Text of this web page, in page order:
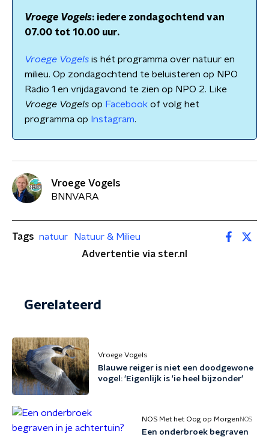
Vroege Vogels: iedere zondagochtend van
07.00 tot 10.00 uur.
Vroege Vogels is hét programma over natuur en
milieu. Op zondagochtend te beluisteren op NPO
Radio 1 en vrijdagavond te zien op NPO 2. Like
Vroege Vogels op Facebook of volg het
programma op Instagram.
Vroege Vogels
BNNVARA
Tags natuur
Natuur & Milieu
Advertentie via ster.nl
Gerelateerd
Vroege Vogels
Blauwe reiger is niet een doodgewone
vogel: 'Eigenlijk is 'ie heel bijzonder'
NOS Met het Oog op Morgen NOS
Een onderbroek begraven